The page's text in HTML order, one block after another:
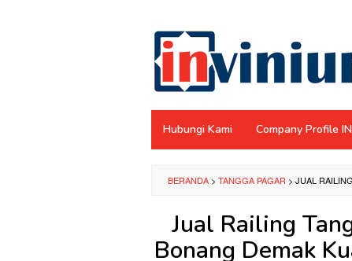
konten
Hubungi Kami Company Profile
BERANDA > TANGGA PAGAR > JUAL
Jual Railing
Bonang Demak